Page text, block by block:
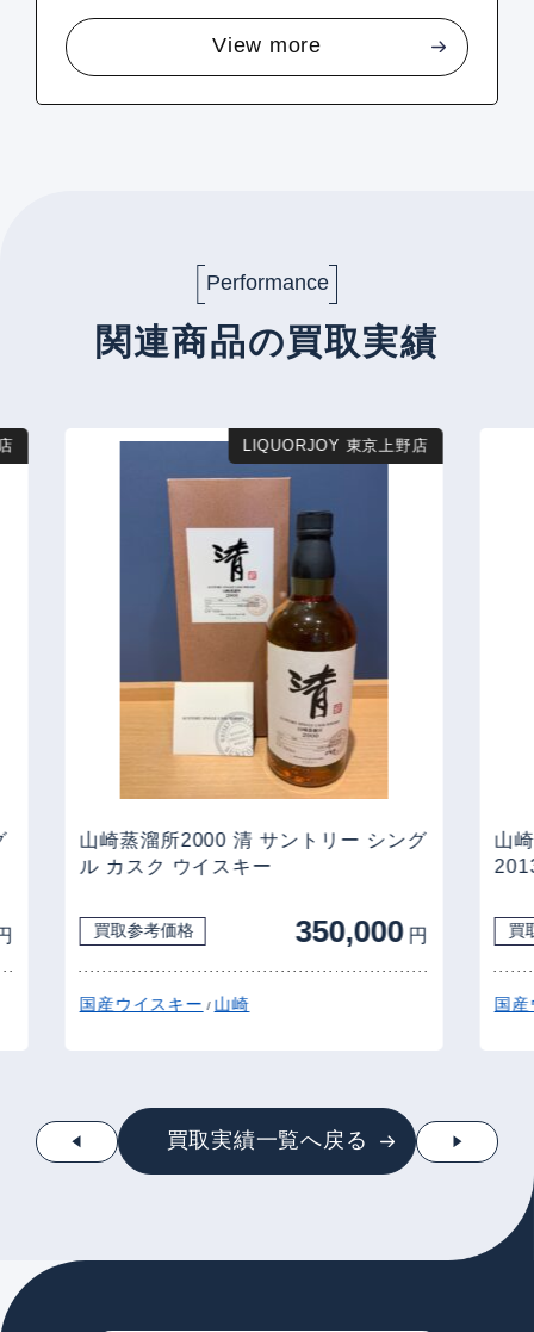
View more
Performance
関連商品の買取実績
LIQUORJOY 東京上野店
山崎蒸溜所2000 清 サントリー シング
ル カスク ウイスキー
買取参考価格 350,000 円
国産ウイスキー/山崎
山
買
国産
買取実績一覧へ戻る